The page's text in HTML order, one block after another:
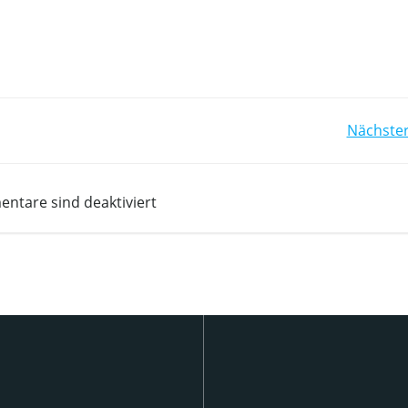
Navigation
sind deaktiviert